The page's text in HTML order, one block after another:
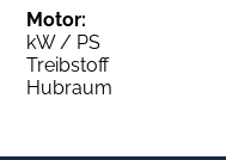
Motor:
kW / PS
Treibstoff
Hubraum